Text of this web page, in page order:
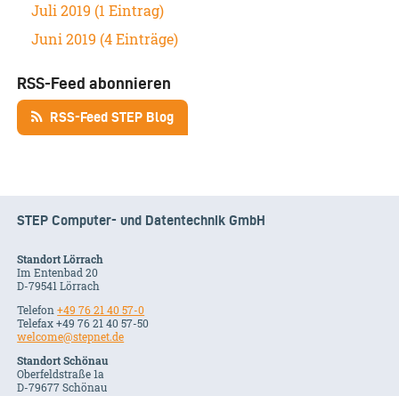
Juli 2019 (1 Eintrag)
Juni 2019 (4 Einträge)
RSS-Feed abonnieren
RSS-Feed STEP Blog
STEP Computer- und Datentechnik GmbH
Standort Lörrach
Im Entenbad 20
D-79541 Lörrach
Telefon+49 76 21 40 57-0
Telefax +49 76 21 40 57-50
welcome@stepnet.de
Standort Schönau
Oberfeldstraße 1a
D-79677 Schönau